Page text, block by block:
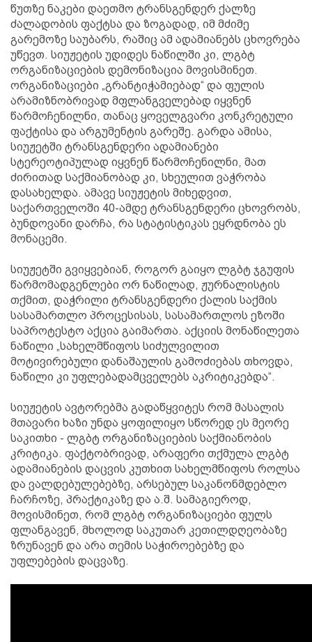
წუთზე ნაკები დაეთმო ტრანსგენდერ ქალზე
ძალადობის ფაქტსა და ზოგადად, იმ მძიმე
გარემოზე საუბარს, რაშიც ამ ადამიანებს ცხოვრება
უწევთ. სიუჟეტის უდიდეს ნაწილში კი, ლგბტ
ორგანიზაციების დემონიზაცია მოვისმინეთ.
ორგანიზაციები „გრანტიჭამიებად“ და ფულის
არამიზნობრივად მფლანგველებად იყვნენ
წარმოჩენილნი, თანაც ყოველგვარი კონკრეტული
ფაქტისა და არგუმენტის გარეშე. გარდა ამისა,
სიუჟეტში ტრანსგენდერი ადამიანები
სტერეოტიპულად იყვნენ წარმოჩენილნი, მათ
ძირითად საქმიანობად კი, სხეულით ვაჭრობა
დასახელდა. ამავე სიუჟეტის მიხედვით,
საქართველოში 40-ამდე ტრანსგენდერი ცხოვრობს,
ბუნდოვანი დარჩა, რა სტატისტიკას ეყრდნობა ეს
მონაცემი.
სიუჟეტში გვიყვებიან, როგორ გაიყო ლგბტ ჯგუფის
წარმომადგენლები ორ ნაწილად, ჟურნალისტის
თქმით, დაჭრილი ტრანსგენდერი ქალის საქმის
სასამართლო პროცესისას, სასამართლოს ეზოში
საპროტესტო აქცია გაიმართა. აქციის მონაწილეთა
ნაწილი „სახელმწიფოს სიძულვილით
მოტივირებული დანაშაულის გამოძიებას თხოვდა,
ნაწილი კი უფლებადამცველებს აკრიტიკებდა“.
სიუჟეტის ავტორებმა გადაწყვიტეს რომ მასალის
მთავარი ხაზი უნდა ყოფილიყო სწორედ ეს მეორე
საკითხი - ლგბტ ორგანიზაციების საქმიანობის
კრიტიკა. ფაქტობრივად, არაფერი თქმულა ლგბტ
ადამიანების დაცვის კუთხით სახელმწიფოს როლსა
და ვალდებულებებზე, არსებულ საკანონმდებლო
ჩარჩოზე, პრაქტიკაზე და ა.შ. სამაგიეროდ,
მოვისმინეთ, რომ ლგბტ ორგანიზაციები ფულს
ფლანგავენ, მხოლოდ საკუთარ კეთილდღეობაზე
ზრუნავენ და არა თემის საჭიროებებზე და
უფლებების დაცვაზე.